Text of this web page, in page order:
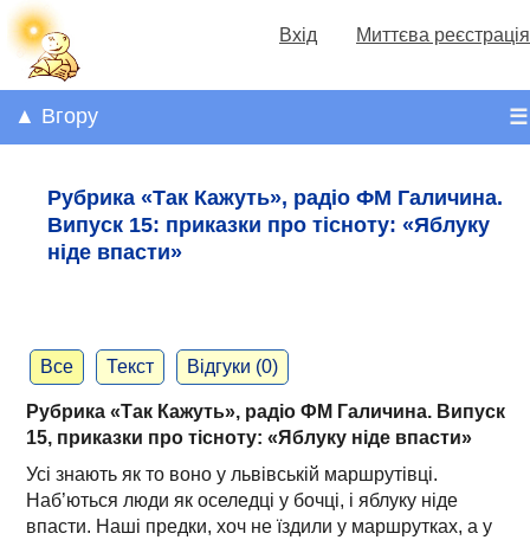
Вхід Миттєва реєстрація
☰
▲ Вгору
Рубрика «Так Кажуть», радіо ФМ Галичина.
Випуск 15: приказки про тісноту: «Яблуку
ніде впасти»
Все Текст Відгуки (0)
Рубрика «Так Кажуть», радіо ФМ Галичина. Випуск
15, приказки про тісноту: «Яблуку ніде впасти»
Усі знають як то воно у львівській маршрутівці.
Наб’ються люди як оселедці у бочці, і яблуку ніде
впасти. Наші предки, хоч не їздили у маршрутках, а у